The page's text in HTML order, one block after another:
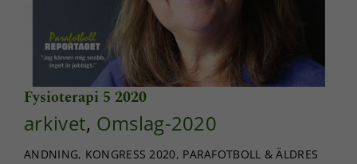
Fysioterapi 5 2020
arkivet, Omslag-2020
ANDNING, KONGRESS 2020, PARAFOTBOLL & ÄLDRES